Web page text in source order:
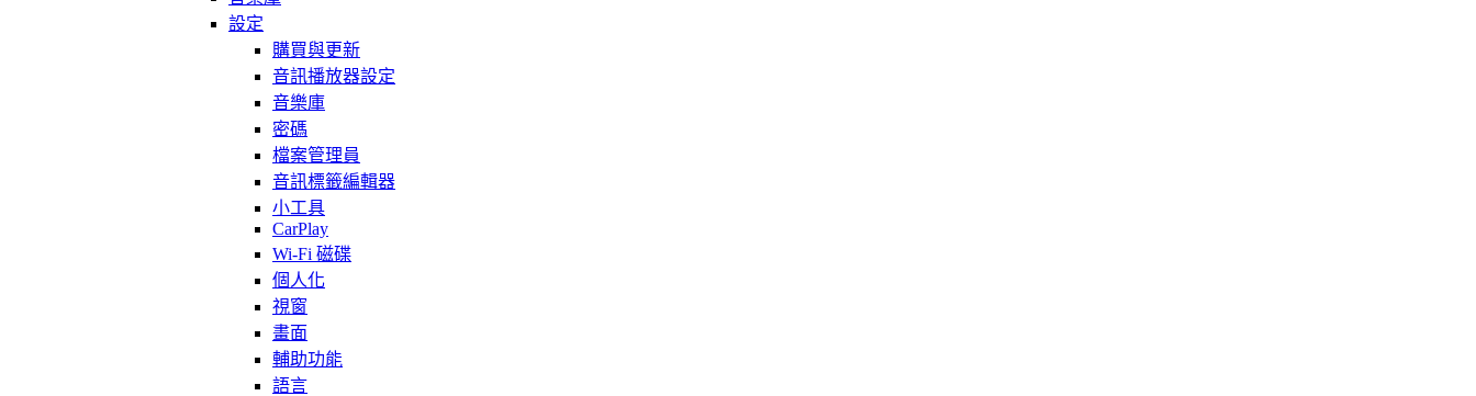
設定
購買與更新
音訊播放器設定
音樂庫
密碼
檔案管理員
音訊標籤編輯器
小工具
CarPlay
Wi-Fi 磁碟
個人化
視窗
畫面
輔助功能
語言